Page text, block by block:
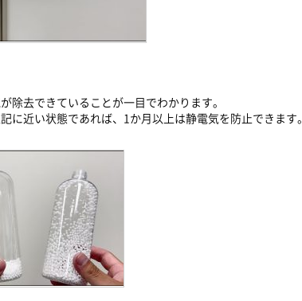
除去できていることが一目でわかります。
に近い状態であれば、1か月以上は静電気を防止できます。